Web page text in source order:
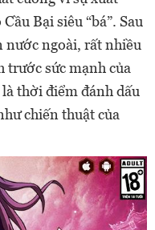
Bại siêu “bá”. Sau
ngoài, rất nhiều
trước sức mạnh của
thời điểm đánh dấu
chiến thuật của